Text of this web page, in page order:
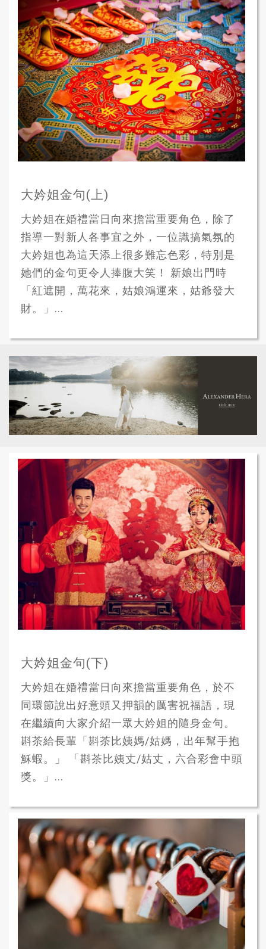
大妗姐金句(上)
大妗姐在婚禮當日向來擔當重要角色，除了
指導一對新人各事宜之外，一位識搞氣氛的
大妗姐也為這天添上很多難忘色彩，特別是
她們的金句更令人捧腹大笑！ 新娘出門時
「紅遮開，萬花來，姑娘鴻運來，姑爺發大
財。」...
大妗姐金句(下)
大妗姐在婚禮當日向來擔當重要角色，於不
同環節說出好意頭又押韻的厲害祝福語，現
在繼續向大家介紹一眾大妗姐的隨身金句。
斟茶給長輩「斟茶比姨媽/姑媽，出年幫手抱
穌蝦。」 「斟茶比姨丈/姑丈，六合彩會中頭
獎。」...